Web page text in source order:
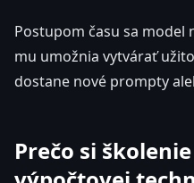
Postupom času sa model
mu umožnia vytvárať
dostane nové prompty
Prečo si